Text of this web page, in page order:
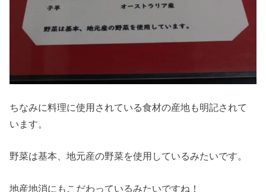
ちなみに料理に使用されている食材の産地も明記されて
います。
野菜は基本、地元産の野菜を使用しているみたいです。
地産地消にもこだわっているみたいですね！